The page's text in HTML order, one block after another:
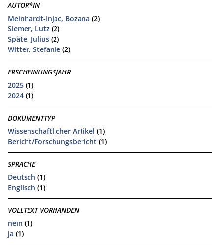
AUTOR*IN
Meinhardt-Injac, Bozana (2)
Siemer, Lutz (2)
Späte, Julius (2)
Witter, Stefanie (2)
ERSCHEINUNGSJAHR
2025 (1)
2024 (1)
DOKUMENTTYP
Wissenschaftlicher Artikel (1)
Bericht/Forschungsbericht (1)
SPRACHE
Deutsch (1)
Englisch (1)
VOLLTEXT VORHANDEN
nein (1)
ja (1)